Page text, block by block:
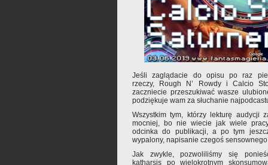
Jeśli zaglądacie do opisu po raz
rzeczy, Rough N’ Rowdy i Calcio
zaczniecie przeszukiwać wasze
podziękuje wam za słuchanie
Wszystkim tym, którzy lekturę audycji
mocniej, bo nie wiecie jak wiele
odcinka do publikacji, a po tym
wypalony, napisanie czegoś
Jak zwykle, pozwoliliśmy się
katharsis po wielokrotnym